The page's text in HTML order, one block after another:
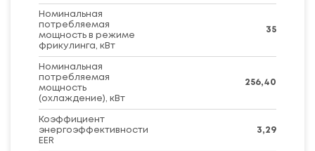
Номинальная
потребляемая
мощность в режиме
фрикулинга, кВт
35
Номинальная
потребляемая
мощность
(охлаждение), кВт
256,40
Коэффициент
энергоэффективности
EER
3,29